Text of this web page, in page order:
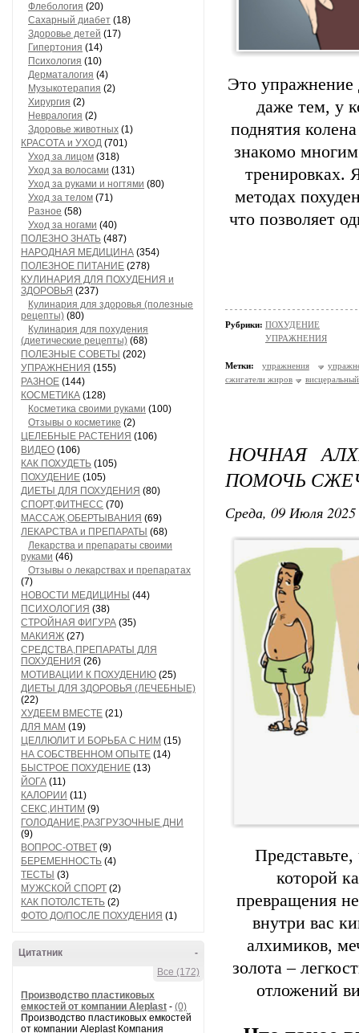
Флебология (20)
Сахарный диабет (18)
Здоровье детей (17)
Гипертония (14)
Психология (10)
Дерматалогия (4)
Музыкотерапия (2)
Хирургия (2)
Невралогия (2)
Здоровье животных (1)
КРАСОТА и УХОД (701)
Уход за лицом (318)
Уход за волосами (131)
Уход за руками и ногтями (80)
Уход за телом (71)
Разное (58)
Уход за ногами (40)
ПОЛЕЗНО ЗНАТЬ (487)
НАРОДНАЯ МЕДИЦИНА (354)
ПОЛЕЗНОЕ ПИТАНИЕ (278)
КУЛИНАРИЯ ДЛЯ ПОХУДЕНИЯ и
ЗДОРОВЬЯ (237)
Кулинария для здоровья (полезные
рецепты) (80)
Кулинария для похудения
(диетические рецепты) (68)
ПОЛЕЗНЫЕ СОВЕТЫ (202)
УПРАЖНЕНИЯ (155)
РАЗНОЕ (144)
КОСМЕТИКА (128)
Косметика своими руками (100)
Отзывы о косметике (2)
ЦЕЛЕБНЫЕ РАСТЕНИЯ (106)
ВИДЕО (106)
КАК ПОХУДЕТЬ (105)
ПОХУДЕНИЕ (105)
ДИЕТЫ ДЛЯ ПОХУДЕНИЯ (80)
СПОРТ,ФИТНЕСС (70)
МАССАЖ,ОБЕРТЫВАНИЯ (69)
ЛЕКАРСТВА и ПРЕПАРАТЫ (68)
Лекарства и препараты своими
руками (46)
Отзывы о лекарствах и препаратах
(7)
НОВОСТИ МЕДИЦИНЫ (44)
ПСИХОЛОГИЯ (38)
СТРОЙНАЯ ФИГУРА (35)
МАКИЯЖ (27)
СРЕДСТВА,ПРЕПАРАТЫ ДЛЯ
ПОХУДЕНИЯ (26)
МОТИВАЦИИ К ПОХУДЕНИЮ (25)
ДИЕТЫ ДЛЯ ЗДОРОВЬЯ (ЛЕЧЕБНЫЕ)
(22)
ХУДЕЕМ ВМЕСТЕ (21)
ДЛЯ МАМ (19)
ЦЕЛЛЮЛИТ И БОРЬБА С НИМ (15)
НА СОБСТВЕННОМ ОПЫТЕ (14)
БЫСТРОЕ ПОХУДЕНИЕ (13)
ЙОГА (11)
КАЛОРИИ (11)
СЕКС,ИНТИМ (9)
ГОЛОДАНИЕ,РАЗГРУЗОЧНЫЕ ДНИ
(9)
ВОПРОС-ОТВЕТ (9)
БЕРЕМЕННОСТЬ (4)
ТЕСТЫ (3)
МУЖСКОЙ СПОРТ (2)
КАК ПОТОЛСТЕТЬ (2)
ФОТО ДО/ПОСЛЕ ПОХУДЕНИЯ (1)
-
Цитатник
Все (172)
Производство пластиковых
емкостей от компании Aleplast - (0)
Производство пластиковых емкостей
от компании Aleplast Компания
Это упражнение
даже тем, у
поднятия
знакомо многим
тренировках.
методах
что позволяет
Рубрики: ПОХУДЕНИЕ
УПРАЖНЕНИЯ
Метки: упражнения
сжигатели жиров
НОЧНАЯ
ПОМОЧЬ
Среда, 09 Июля
которой
превращения
внутри вас
алхимиков,
золота –
отложений